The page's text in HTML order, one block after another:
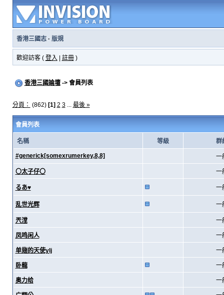
香港三國志· 版規
歡迎訪客 ( 登入 註冊)
香港三國論壇-> 會員列表
分頁： (862) [1] 2 3... 最後 »
會員列表
名稱 等級 群
#generick[somexrumerkey,8,8] 一
〇太子仔〇 一
るあ♥ 一
乱世光辉 一
兲漟 一
凤鸣闲人 一
单翅的天使ylj 一
卧龍 一
奥力给 一